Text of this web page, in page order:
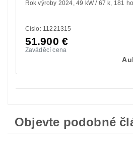
Rok výroby 2024 49 kW / 67 k 181
Císlo: 11221315
51.900 €
Zaváděcí cena
Objevte podobné